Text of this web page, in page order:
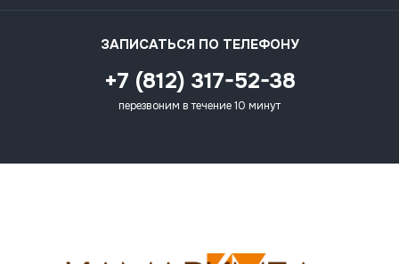
ЗАПИСАТЬСЯ ПО ТЕЛЕФОНУ
+7 (812) 317-52-38
перезвоним в течение 10 минут